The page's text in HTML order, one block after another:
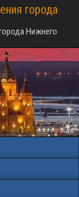
города
Нижнего